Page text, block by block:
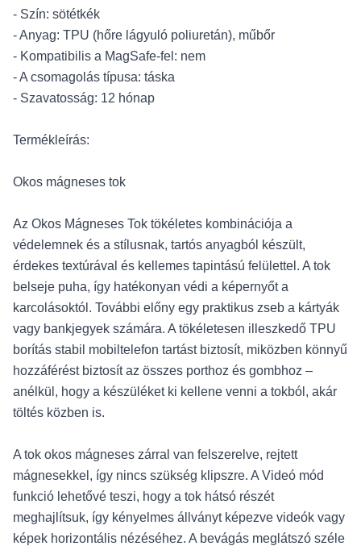
- Szín: sötétkék
- Anyag: TPU (hőre lágyuló poliuretán), műbőr
- Kompatibilis a MagSafe-fel: nem
- A csomagolás típusa: táska
- Szavatosság: 12 hónap
Termékleírás:
Okos mágneses tok
Az Okos Mágneses Tok tökéletes kombinációja a
védelemnek és a stílusnak, tartós anyagból készült,
érdekes textúrával és kellemes tapintású felülettel. A tok
belseje puha, így hatékonyan védi a képernyőt a
karcolásoktól. További előny egy praktikus zseb a kártyák
vagy bankjegyek számára. A tökéletesen illeszkedő TPU
borítás stabil mobiltelefon tartást biztosít, miközben könnyű
hozzáférést biztosít az összes porthoz és gombhoz –
anélkül, hogy a készüléket ki kellene venni a tokból, akár
töltés közben is.
A tok okos mágneses zárral van felszerelve, rejtett
mágnesekkel, így nincs szükség klipszre. A Videó mód
funkció lehetővé teszi, hogy a tok hátsó részét
meghajlítsuk, így kényelmes állványt képezve videók vagy
képek horizontális nézéséhez. A bevágás meglátszó széle